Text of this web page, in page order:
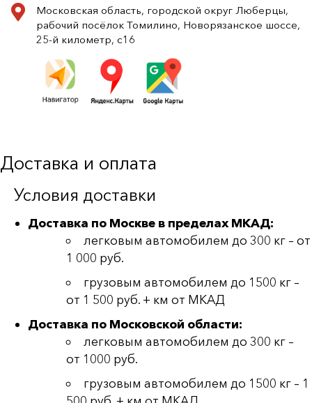
Московская область, городской округ Люберцы,
рабочий посёлок Томилино, Новорязанское шоссе,
25-й километр, с16
Доставка и оплата
Условия доставки
Доставка по Москве в пределах МКАД:
легковым автомобилем до 300 кг – от
1 000 руб.
грузовым автомобилем до 1500 кг –
от 1 500 руб. + км от МКАД
Доставка по Московской области:
легковым автомобилем до 300 кг –
от 1000 руб.
грузовым автомобилем до 1500 кг – 1